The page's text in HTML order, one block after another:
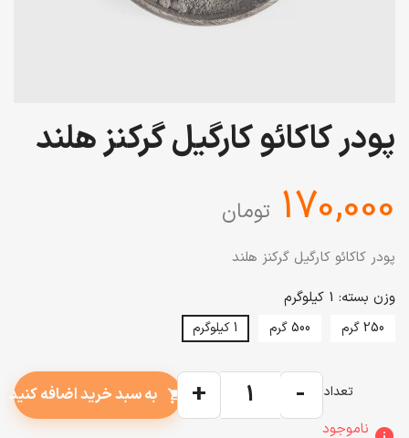
پودر کاکائو کارگیل گرکنز هلند
‎170,000 تومان
پودر کاکائو کارگیل گرکنز هلند
وزن بسته: 1 کیلوگرم
250 گرم 500 گرم 1 کیلوگرم
تعداد -
+
shopping_cart به سبد خرید اضافه کنید
ناموجود